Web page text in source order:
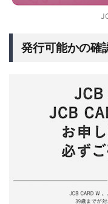
発行可能かの確